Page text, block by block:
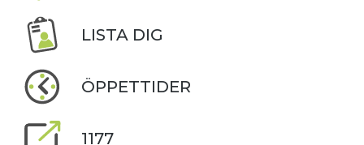
LISTA DIG
ÖPPETTIDER
1177